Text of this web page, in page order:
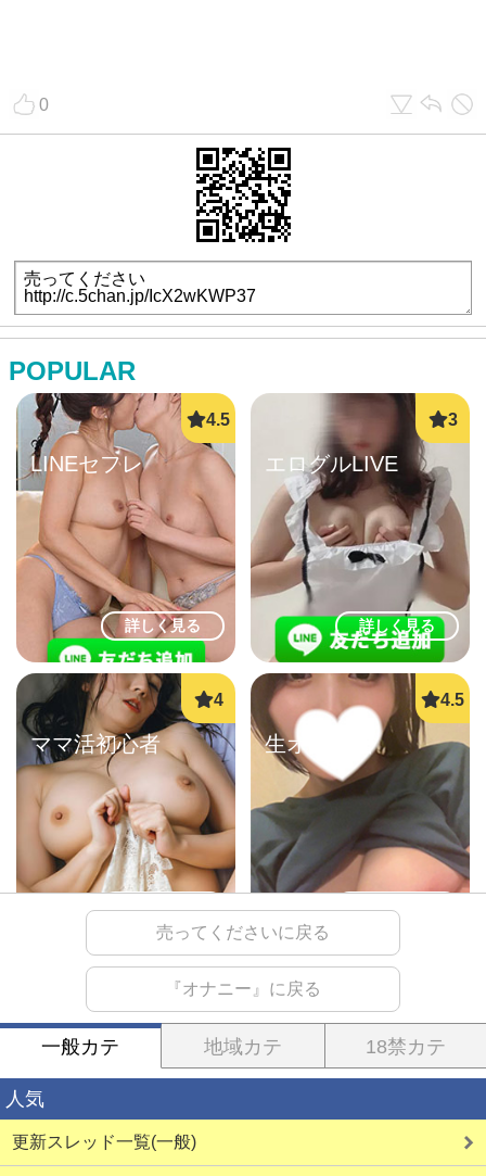
0
POPULAR
詳しく見る
LINEセフレ
詳しく見る
エログルLIVE
ママ活初心者 生オナ配信
オナ配信中ー 夜遊びババア
売ってくださいに戻る
『オナニー』に戻る
一般カテ 地域カテ 18禁カテ
人気
更新スレッド一覧(一般)